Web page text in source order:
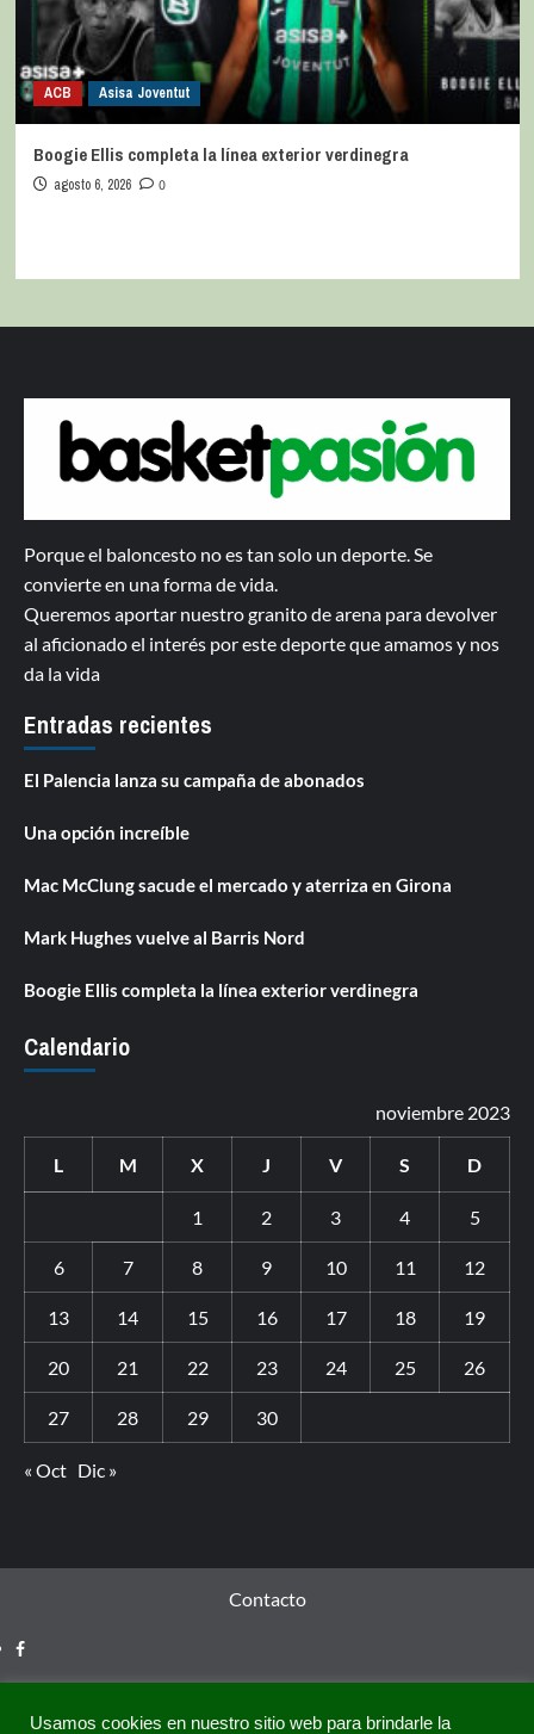
ACB Asisa Joventut
Boogie Ellis completa la línea exterior verdinegra
agosto 6, 2026 0
Porque el baloncesto no es tan solo un deporte. Se
convierte en una forma de vida.
Queremos aportar nuestro granito de arena para devolver
al aficionado el interés por este deporte que amamos y nos
da la vida
Entradas recientes
El Palencia lanza su campaña de abonados
Una opción increíble
Mac McClung sacude el mercado y aterriza en Girona
Mark Hughes vuelve al Barris Nord
Boogie Ellis completa la línea exterior verdinegra
Calendario
noviembre 2023
L M X J V S D
1 2 3 4 5
6 7 8 9 10 11 12
13 14 15 16 17 18 19
20 21 22 23 24 25 26
27 28 29 30
« Oct Dic »
Contacto
Usamos cookies en nuestro sitio web para brindarle la